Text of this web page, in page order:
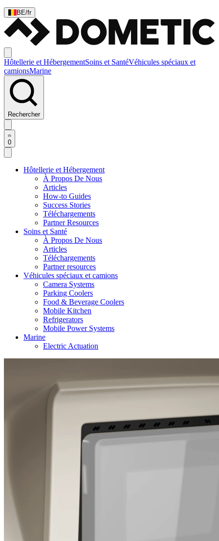
BE/fr
Hôtellerie et HébergementSoins et SantéVéhicules spéciaux et
camionsMarine
Rechercher
0
Hôtellerie et Hébergement
À Propos De Nous
Articles
How-to Guides
Success Stories
Téléchargements
Partner Resources
Soins et Santé
À Propos De Nous
Articles
Téléchargements
Partner resources
Véhicules spéciaux et camions
Camera Systems
Parking Coolers
Food & Beverage Coolers
Mobile Kitchen
Refrigerators
Mobile Power Systems
Marine
Electric Actuation